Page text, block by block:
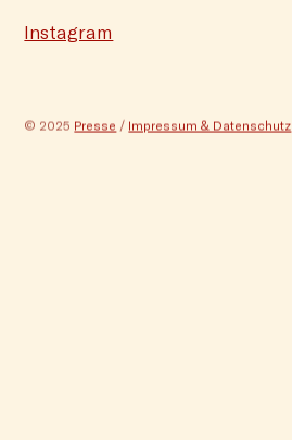
Instagram
© 2025 Presse / Impressum & Datenschutz